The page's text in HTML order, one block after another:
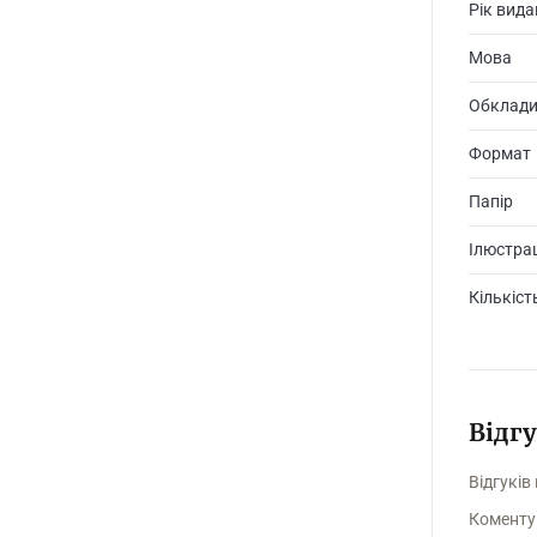
Рік
Мова
Формат
Папір